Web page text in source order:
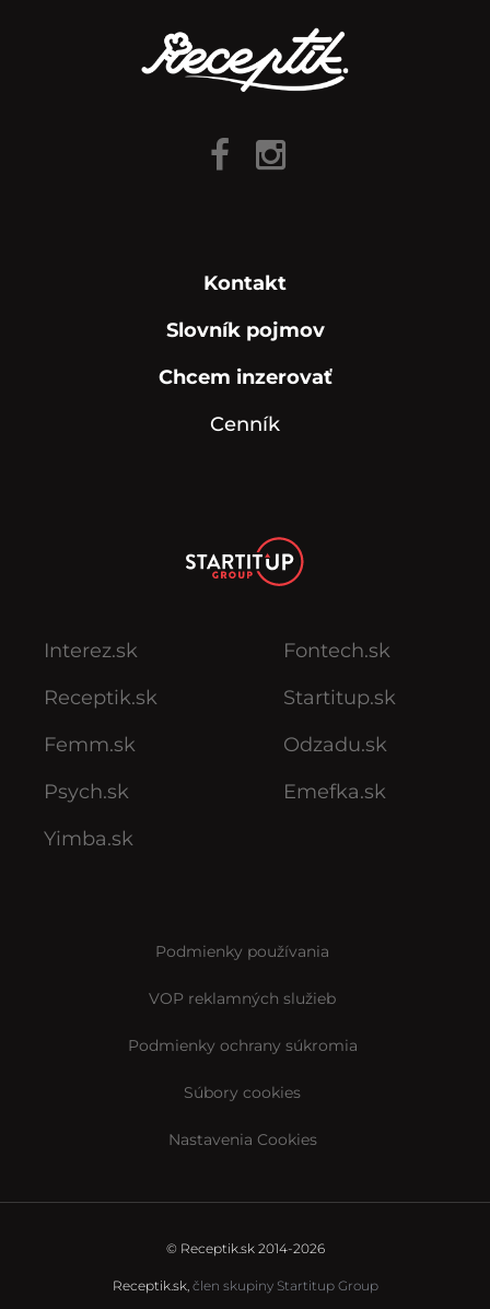
Kontakt
Slovník pojmov
Chcem inzerovať
Cenník
Interez.sk
Receptik.sk
Femm.sk
Psych.sk
Yimba.sk
Fontech.sk
Startitup.sk
Odzadu.sk
Emefka.sk
Podmienky používania
VOP reklamných služieb
Podmienky ochrany súkromia
Súbory cookies
Nastavenia Cookies
© Receptik.sk 2014-2026
Receptik.sk, člen skupiny Startitup Group